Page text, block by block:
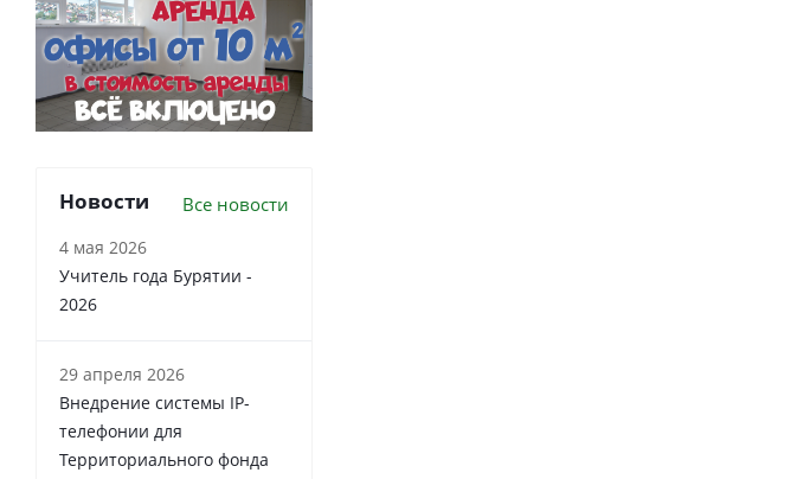
Новости Все новости
4 мая 2026
Учитель года Бурятии -
2026
29 апреля 2026
Внедрение системы IP-
телефонии для
Территориального фонда